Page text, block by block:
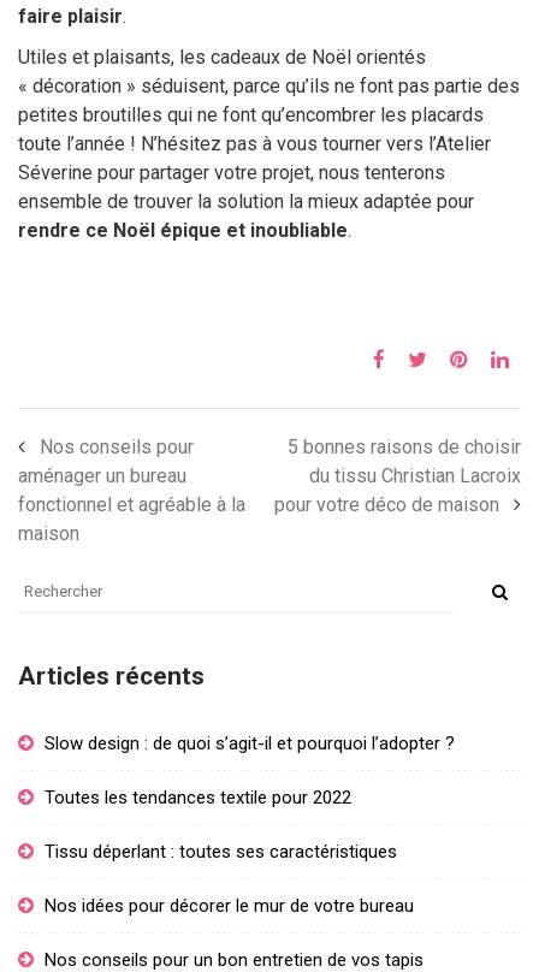
faire plaisir.
Utiles et plaisants, les cadeaux de Noël orientés
« décoration » séduisent, parce qu’ils ne font pas partie des
petites broutilles qui ne font qu’encombrer les placards
toute l’année ! N’hésitez pas à vous tourner vers l’Atelier
Séverine pour partager votre projet, nous tenterons
ensemble de trouver la solution la mieux adaptée pour
rendre ce Noël épique et inoubliable.
Nos conseils pour
aménager un bureau
fonctionnel et agréable à la
maison
5 bonnes raisons de choisir
du tissu Christian Lacroix
pour votre déco de maison
Articles récents
Slow design : de quoi s’agit-il et pourquoi l’adopter ?
Toutes les tendances textile pour 2022
Tissu déperlant : toutes ses caractéristiques
Nos idées pour décorer le mur de votre bureau
Nos conseils pour un bon entretien de vos tapis